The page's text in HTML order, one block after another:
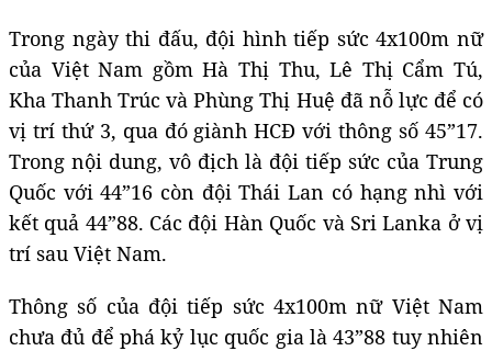
Trong ngày thi đấu, đội hình tiếp sức 4x100m nữ
của Việt Nam gồm Hà Thị Thu, Lê Thị Cẩm Tú,
Kha Thanh Trúc và Phùng Thị Huệ đã nỗ lực để có
vị trí thứ 3, qua đó giành HCĐ với thông số 45”17.
Trong nội dung, vô địch là đội tiếp sức của Trung
Quốc với 44”16 còn đội Thái Lan có hạng nhì với
kết quả 44”88. Các đội Hàn Quốc và Sri Lanka ở vị
trí sau Việt Nam.
Thông số của đội tiếp sức 4x100m nữ Việt Nam
chưa đủ để phá kỷ lục quốc gia là 43”88 tuy nhiên